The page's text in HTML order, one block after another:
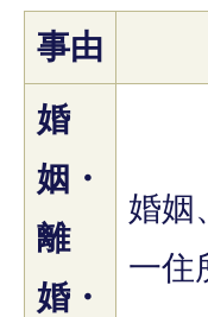
事由
婚
姻・
離
婚・
婚姻
一住